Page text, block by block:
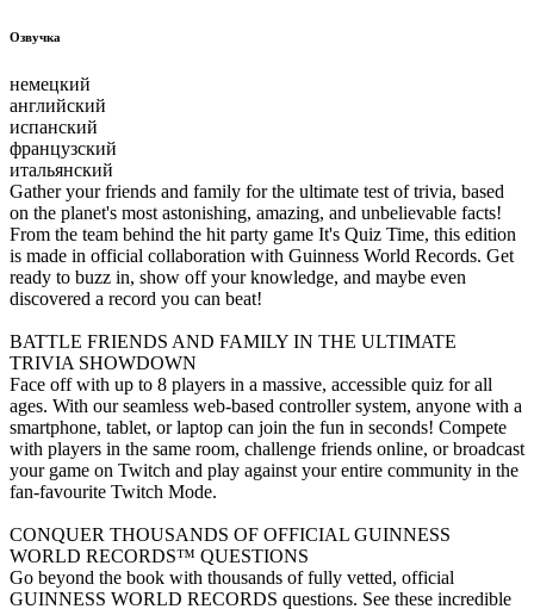
Озвучка
немецкий
английский
испанский
французский
итальянский
Gather your friends and family for the ultimate test of trivia, based
on the planet's most astonishing, amazing, and unbelievable facts!
From the team behind the hit party game It's Quiz Time, this edition
is made in official collaboration with Guinness World Records. Get
ready to buzz in, show off your knowledge, and maybe even
discovered a record you can beat!
BATTLE FRIENDS AND FAMILY IN THE ULTIMATE
TRIVIA SHOWDOWN
Face off with up to 8 players in a massive, accessible quiz for all
ages. With our seamless web-based controller system, anyone with a
smartphone, tablet, or laptop can join the fun in seconds! Compete
with players in the same room, challenge friends online, or broadcast
your game on Twitch and play against your entire community in the
fan-favourite Twitch Mode.
CONQUER THOUSANDS OF OFFICIAL GUINNESS
WORLD RECORDS™ QUESTIONS
Go beyond the book with thousands of fully vetted, official
GUINNESS WORLD RECORDS questions. See these incredible